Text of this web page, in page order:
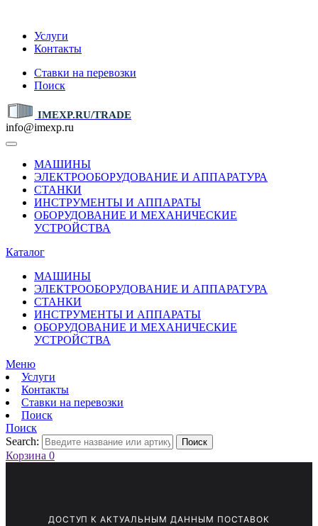
Услуги
Контакты
Ставки на перевозки
Поиск
IMEXP.RU/TRADE
info@imexp.ru
МАШИНЫ
ЭЛЕКТРООБОРУДОВАНИЕ И АППАРАТУРА
СТАНКИ
ИНСТРУМЕНТЫ И АППАРАТЫ
ОБОРУДОВАНИЕ И МЕХАНИЧЕСКИЕ
УСТРОЙСТВА
Каталог
МАШИНЫ
ЭЛЕКТРООБОРУДОВАНИЕ И АППАРАТУРА
СТАНКИ
ИНСТРУМЕНТЫ И АППАРАТЫ
ОБОРУДОВАНИЕ И МЕХАНИЧЕСКИЕ
УСТРОЙСТВА
Меню
Услуги
Контакты
Ставки на перевозки
Поиск
Поиск
Search:
Поиск
Корзина 0
ДОСТУП К АКТУАЛЬНЫМ ДАННЫМ ПОСТАВОК